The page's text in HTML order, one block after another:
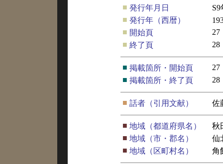
■ 発行年月日
■ 発行年（西暦）
■ 開始頁
27
■ 終了頁 28
■ 掲載箇所・開始頁
27
■ 掲載箇所・終了頁 28
■ 話者（引用文献） 佐
■ 地域（都道府県名）
秋
■ 地域（市・郡名）
仙
■ 地域（区町村名） 角